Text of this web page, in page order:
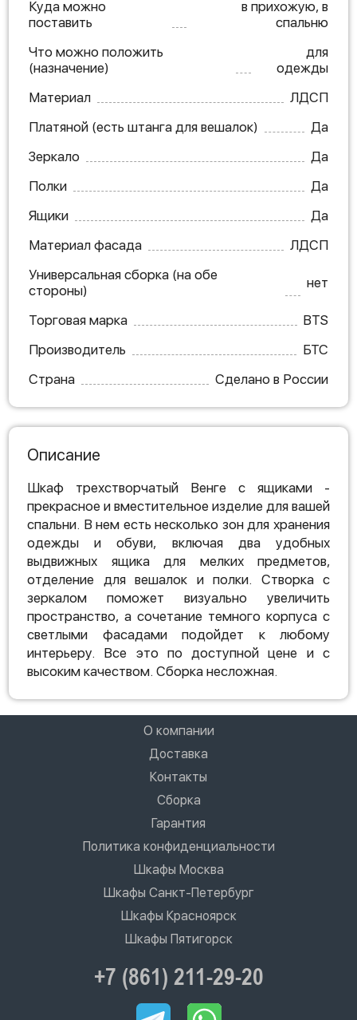
Куда можно
поставить
в прихожую, в
спальню
Что можно положить
(назначение)
для
одежды
Материал
ЛДСП
Платяной (есть штанга для вешалок)
Да
Зеркало
Да
Полки
Да
Ящики
Да
Материал фасада
ЛДСП
Универсальная сборка (на обе
стороны)
нет
Торговая марка
BTS
Производитель
БТС
Страна
Сделано в России
Описание
Шкаф трехстворчатый Венге с ящиками -
прекрасное и вместительное изделие для вашей
спальни. В нем есть несколько зон для хранения
одежды и обуви, включая два удобных
выдвижных ящика для мелких предметов,
отделение для вешалок и полки. Створка с
зеркалом поможет визуально увеличить
пространство, а сочетание темного корпуса с
светлыми фасадами подойдет к любому
интерьеру. Все это по доступной цене и с
высоким качеством. Сборка несложная.
О компании
Доставка
Контакты
Сборка
Гарантия
Политика конфиденциальности
Шкафы Москва
Шкафы Санкт-Петербург
Шкафы Красноярск
Шкафы Пятигорск
+7 (861) 211-29-20